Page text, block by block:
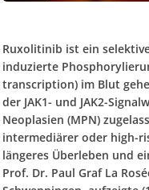
Ruxolitinib ist ein
induzierte
transcription) im Blut
der JAK1- und JAK2-
Neoplasien (MPN)
intermediärer oder high-
längeres Überleben und
Prof. Dr. Paul Graf La